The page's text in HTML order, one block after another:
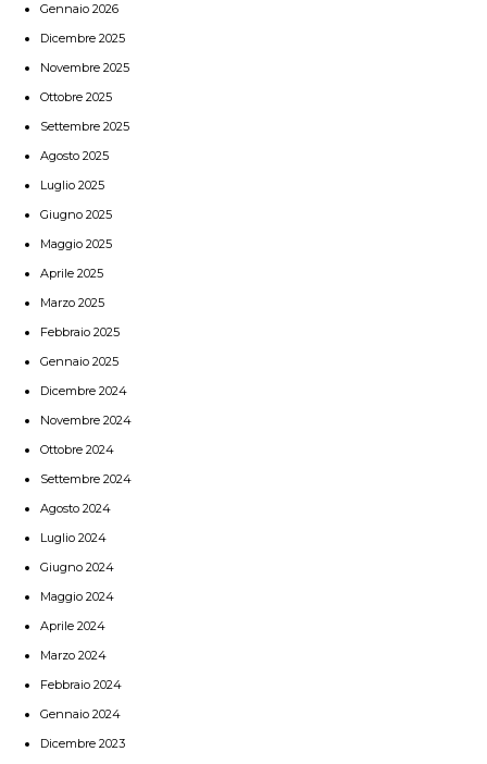
Gennaio 2026
Dicembre 2025
Novembre 2025
Ottobre 2025
Settembre 2025
Agosto 2025
Luglio 2025
Giugno 2025
Maggio 2025
Aprile 2025
Marzo 2025
Febbraio 2025
Gennaio 2025
Dicembre 2024
Novembre 2024
Ottobre 2024
Settembre 2024
Agosto 2024
Luglio 2024
Giugno 2024
Maggio 2024
Aprile 2024
Marzo 2024
Febbraio 2024
Gennaio 2024
Dicembre 2023